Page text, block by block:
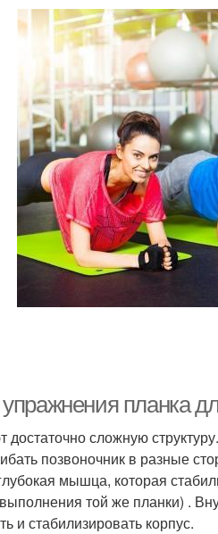
планка
сложную
позвоночник в разные
мышца, которая
той же планки) .
и стабилизировать корпус.